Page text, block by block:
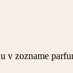
v zozname